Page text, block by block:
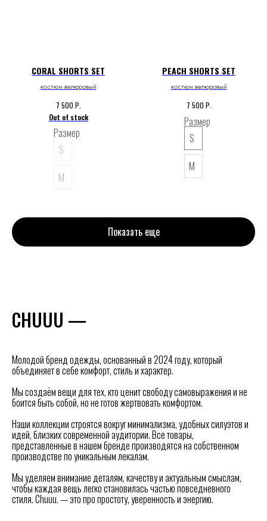
CORAL SHORTS SET
костюм велюровый
7 500 Р.
Out of stock
Размер
S
M
PEACH SHORTS SET
костюм велюровый
7 500 Р.
Размер
S
M
Показать еще
СHUUU —
Молодой бренд одежды, основанный в 2024 году, который
объединяет в себе комфорт, стиль и характер.
Мы создаём вещи для тех, кто ценит свободу самовыражения и не
боится быть собой, но не готов жертвовать комфортом.
Наши коллекции строятся вокруг минимализма, удобных силуэтов и
идей, близких современной аудитории. Все товары,
представленные в нашем бренде производятся на собственном
производстве по уникальным лекалам.
Мы уделяем внимание деталям, качеству и актуальным смыслам,
чтобы каждая вещь легко становилась частью повседневного
стиля. Chuuu. — это про простоту, уверенность и энергию.